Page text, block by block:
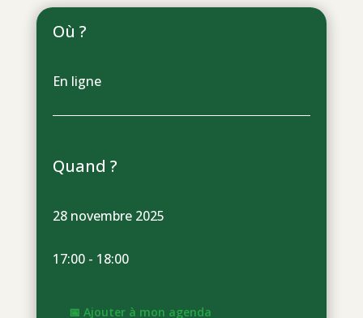
Où ?
En ligne
Quand ?
28 novembre 2025
17:00 - 18:00
📅 Ajouter à mon agenda